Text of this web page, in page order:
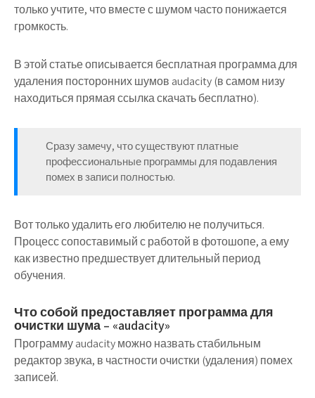
только учтите, что вместе с шумом часто понижается
громкость.
В этой статье описывается бесплатная программа для
удаления посторонних шумов audacity (в самом низу
находиться прямая ссылка скачать бесплатно).
Сразу замечу, что существуют платные
профессиональные программы для подавления
помех в записи полностью.
Вот только удалить его любителю не получиться.
Процесс сопоставимый с работой в фотошопе, а ему
как известно предшествует длительный период
обучения.
Что собой предоставляет программа для
очистки шума – «audacity»
Программу audacity можно назвать стабильным
редактор звука, в частности очистки (удаления) помех
записей.